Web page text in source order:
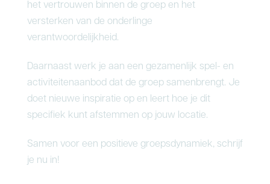
het vertrouwen binnen de groep en het
versterken van de onderlinge
verantwoordelijkheid.
Daarnaast werk je aan een gezamenlijk spel- en
activiteitenaanbod dat de groep samenbrengt. Je
doet nieuwe inspiratie op en leert hoe je dit
specifiek kunt afstemmen op jouw locatie.
Samen voor een positieve groepsdynamiek, schrijf
je nu in!